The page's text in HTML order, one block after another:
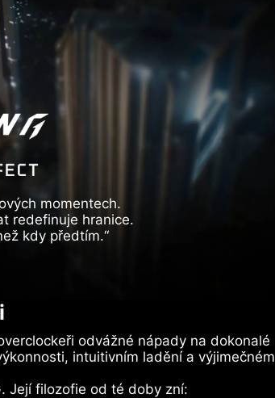
momentech.
redefinuje hranice.
kdy předtím.“
odvážné nápady na dokonalé
intuitivním ladění a výjimečném
Její filozofie od té doby zní: